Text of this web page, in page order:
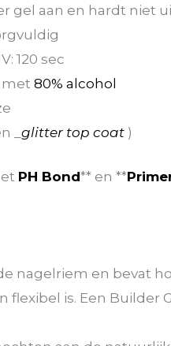
gel aan en hardt niet
120 sec
met 80% alcohol
_ glitter top coat )
PH Bond** en **
nagelriem en bevat
flexibel is. Een